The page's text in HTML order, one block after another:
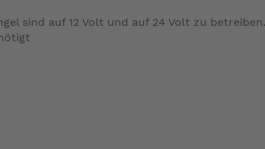
sind auf 12 Volt und auf 24 Volt zu